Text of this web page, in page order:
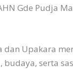
Gde Pudja
dan Upakara
serta